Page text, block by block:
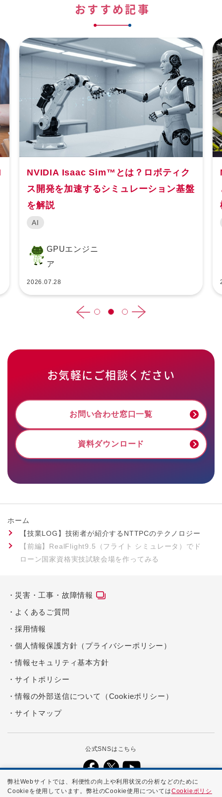
おすすめ記事
NVIDIA Isaac Sim™とは？ロボティク
ス開発を加速するシミュレーション基盤
を解説
AI
GPUエンジニ
ア
2026.07.28
お気軽にご相談ください
お問い合わせ窓口一覧
資料ダウンロード
ホーム
【技業LOG】技術者が紹介するNTTPCのテクノロジー
【前編】RealFlight9.5（フライト シミュレータ）でド
ローン国家資格実技試験会場を作ってみる
災害・工事・故障情報
よくあるご質問
採用情報
個人情報保護方針（プライバシーポリシー）
情報セキュリティ基本方針
サイトポリシー
情報の外部送信について（Cookieポリシー）
サイトマップ
公式SNSはこちら
弊社Webサイトでは、利便性の向上や利用状況の分析などのために
Cookieを使用しています。弊社のCookie使用についてはCookieポリシ